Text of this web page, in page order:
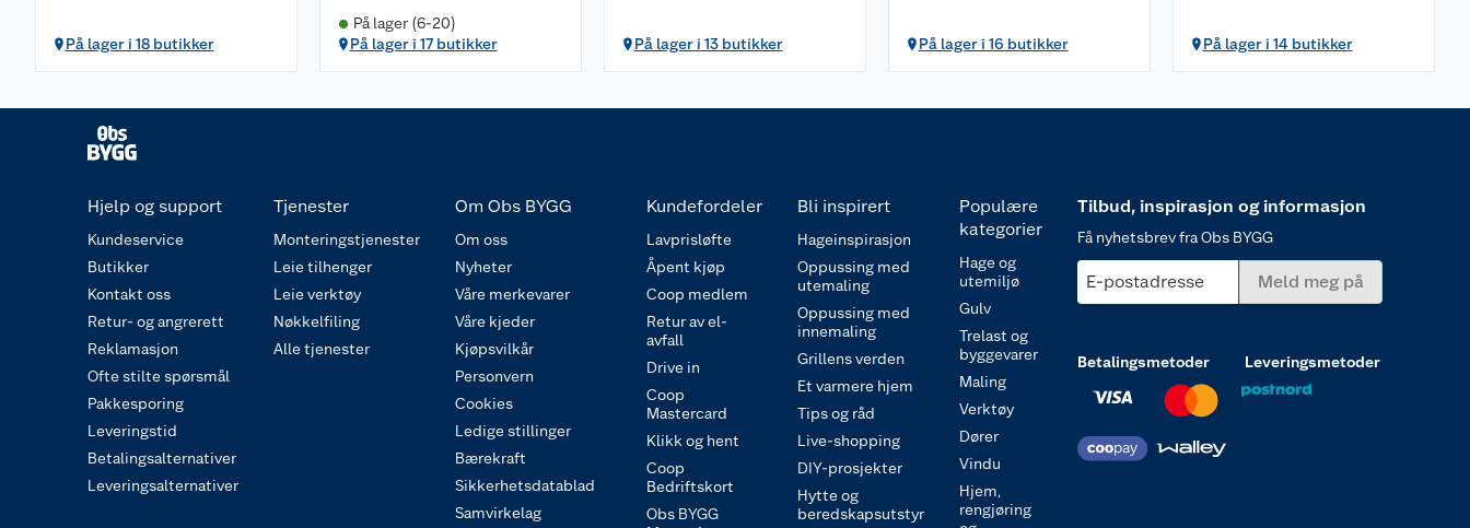
På lager i 18 butikker
På lager (6-20)
På lager i 17 butikker
På lager i 13 butikker På lager i 16 butikker På lager i 14 butikker
Hjelp og support
Kundeservice
Butikker
Kontakt oss
Retur- og angrerett
Reklamasjon
Ofte stilte spørsmål
Pakkesporing
Leveringstid
Betalingsalternativer
Leveringsalternativer
Tjenester
Monteringstjenester
Leie tilhenger
Leie verktøy
Nøkkelfiling
Alle tjenester
Om Obs BYGG
Om oss
Nyheter
Våre merkevarer
Våre kjeder
Kjøpsvilkår
Personvern
Cookies
Ledige stillinger
Bærekraft
Sikkerhetsdatablad
Samvirkelag
Kundefordeler
Lavprisløfte
Åpent kjøp
Coop medlem
Retur av el-
avfall
Drive in
Coop
Mastercard
Klikk og hent
Coop
Bedriftskort
Obs BYGG
Bli inspirert
Hageinspirasjon
Oppussing med
utemaling
Oppussing med
innemaling
Grillens verden
Et varmere hjem
Tips og råd
Live-shopping
DIY-prosjekter
Hytte og
beredskapsutstyr
Populære
kategorier
Hage og
utemiljø
Gulv
Trelast og
byggevarer
Maling
Verktøy
Dører
Vindu
Hjem,
rengjøring
Tilbud, inspirasjon og informasjon
Få nyhetsbrev fra Obs BYGG
E-postadresse Meld meg på
Betalingsmetoder Leveringsmetoder